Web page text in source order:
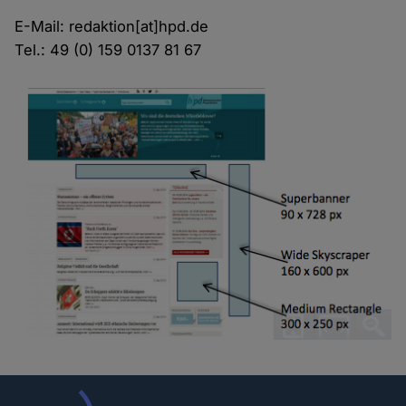
E-Mail: redaktion[at]hpd.de
Tel.: 49 (0) 159 0137 81 67